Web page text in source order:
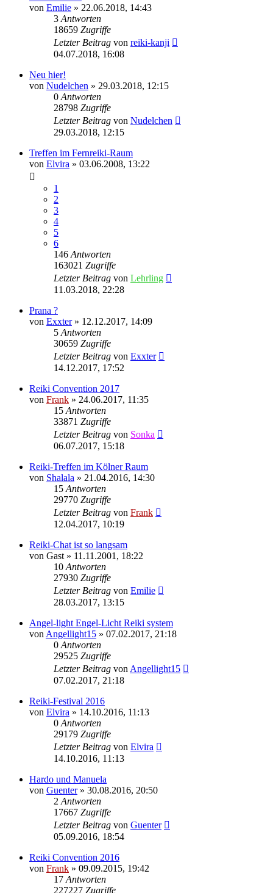
von Emilie » 22.06.2018, 14:43
3 Antworten
18659 Zugriffe
Letzter Beitrag von reiki-kanji
04.07.2018, 16:08
Neu hier!
von Nudelchen » 29.03.2018, 12:15
0 Antworten
28798 Zugriffe
Letzter Beitrag von Nudelchen
29.03.2018, 12:15
Treffen im Fernreiki-Raum
von Elvira » 03.06.2008, 13:22
1
2
3
4
5
6
146 Antworten
163021 Zugriffe
Letzter Beitrag von Lehrling
11.03.2018, 22:28
Prana ?
von Exxter» 12.12.2017, 14:09
5 Antworten
30659 Zugriffe
Letzter Beitrag von Exxter
14.12.2017, 17:52
Reiki Convention 2017
von Frank » 24.06.2017, 11:35
15 Antworten
33871 Zugriffe
Letzter Beitrag von Sonka
06.07.2017, 15:18
Reiki-Treffen im Kölner Raum
von Shalala » 21.04.2016, 14:30
15 Antworten
29770 Zugriffe
Letzter Beitrag von Frank
12.04.2017, 10:19
Reiki-Chat ist so langsam
von Gast » 11.11.2001, 18:22
10 Antworten
27930 Zugriffe
Letzter Beitrag von Emilie
28.03.2017, 13:15
Angel-light Engel-Licht Reiki system
von Angellight15 » 07.02.2017, 21:18
0 Antworten
29525 Zugriffe
Letzter Beitrag von Angellight15
07.02.2017, 21:18
Reiki-Festival 2016
von Elvira » 14.10.2016, 11:13
0 Antworten
29179 Zugriffe
Letzter Beitrag von Elvira
14.10.2016, 11:13
Hardo und Manuela
von Guenter» 30.08.2016, 20:50
2 Antworten
17667 Zugriffe
Letzter Beitrag von Guenter
05.09.2016, 18:54
Reiki Convention 2016
von Frank » 09.09.2015, 19:42
17 Antworten
227227 Zugriffe